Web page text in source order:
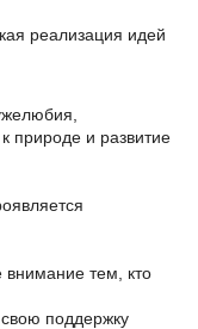
реализация идей
природе и развитие
тем, кто
поддержку